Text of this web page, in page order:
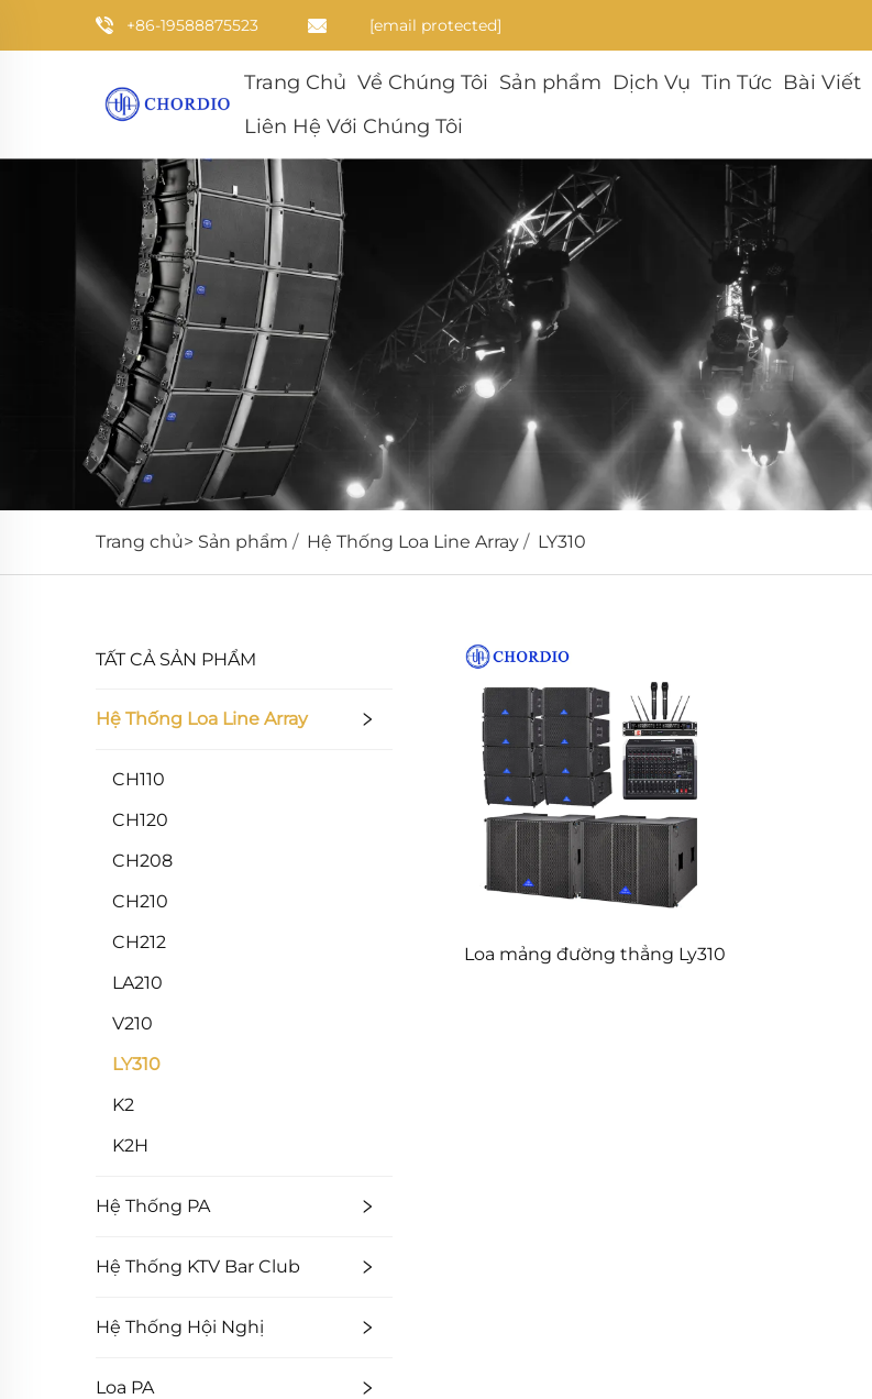
+86-19588875523 [email protected]
Trang Chủ Về Chúng Tôi Sản phẩm Dịch Vụ Tin Tức Bài Viết
Liên Hệ Với Chúng Tôi
Trang chủ> Sản phẩm / Hệ Thống Loa Line Array / LY310
TẤT CẢ SẢN PHẨM
Hệ Thống Loa Line Array
CH110
CH120
CH208
CH210
CH212
LA210
V210
LY310
K2
K2H
Hệ Thống PA
Hệ Thống KTV Bar Club
Hệ Thống Hội Nghị
Loa PA
Loa mảng đường thẳng Ly310